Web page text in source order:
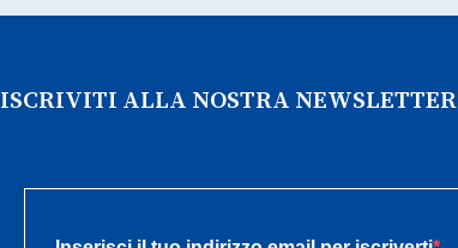
ISCRIVITI ALLA NOSTRA NEWSLETTER